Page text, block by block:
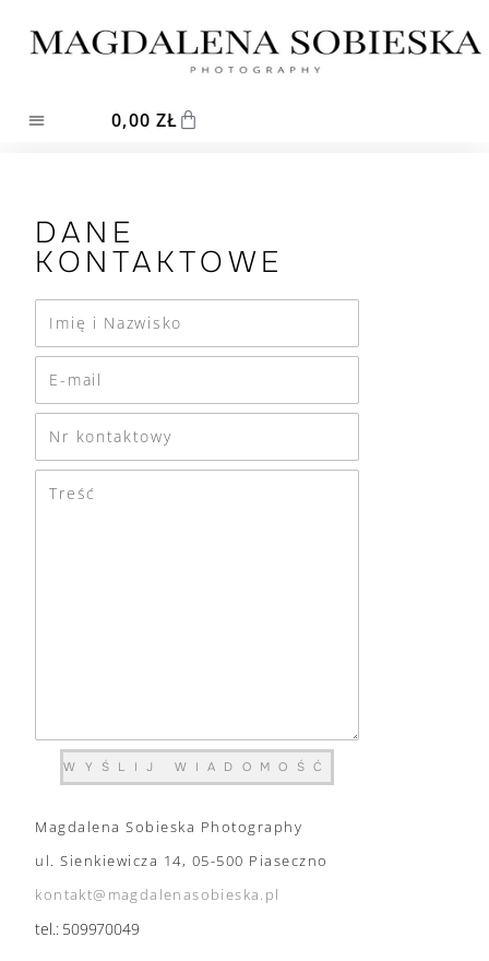
0,00 ZŁ
DANE
KONTAKTOWE
Magdalena Sobieska Photography
ul. Sienkiewicza 14, 05-500 Piaseczno
kontakt@magdalenasobieska.pl
tel.: 509970049
WYŚLIJ WIADOMOŚĆ